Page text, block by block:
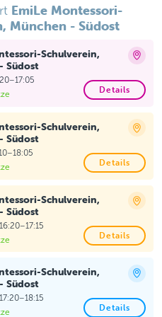
EmiLe Montessori-
München - Südost
Schulverein,
Südost
Details
Schulverein,
Südost
Details
Schulverein,
Südost
Details
Schulverein,
Südost
Details